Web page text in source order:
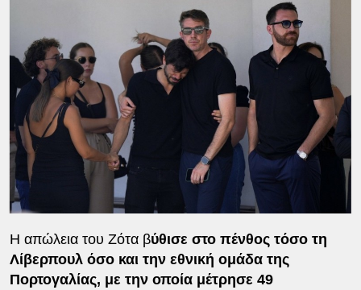
Η απώλεια του Ζότα βύθισε στο πένθος τόσο τη
Λίβερπουλ όσο και την εθνική ομάδα της
Πορτογαλίας, με την οποία μέτρησε 49